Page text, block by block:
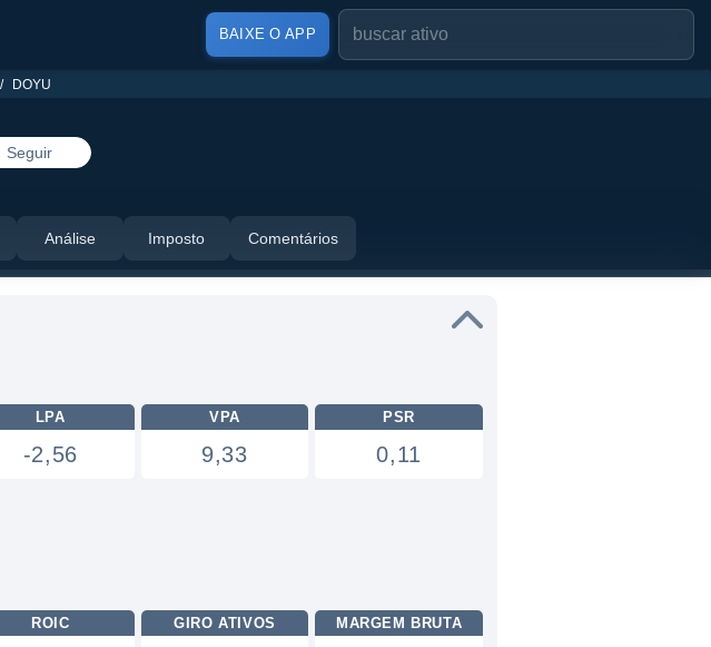
BAIXE O APP
DOYU
Seguir
Análise Imposto Comentários
LPA
-2,56
VPA
9,33
PSR
0,11
ROIC GIRO ATIVOS MARGEM BRUTA